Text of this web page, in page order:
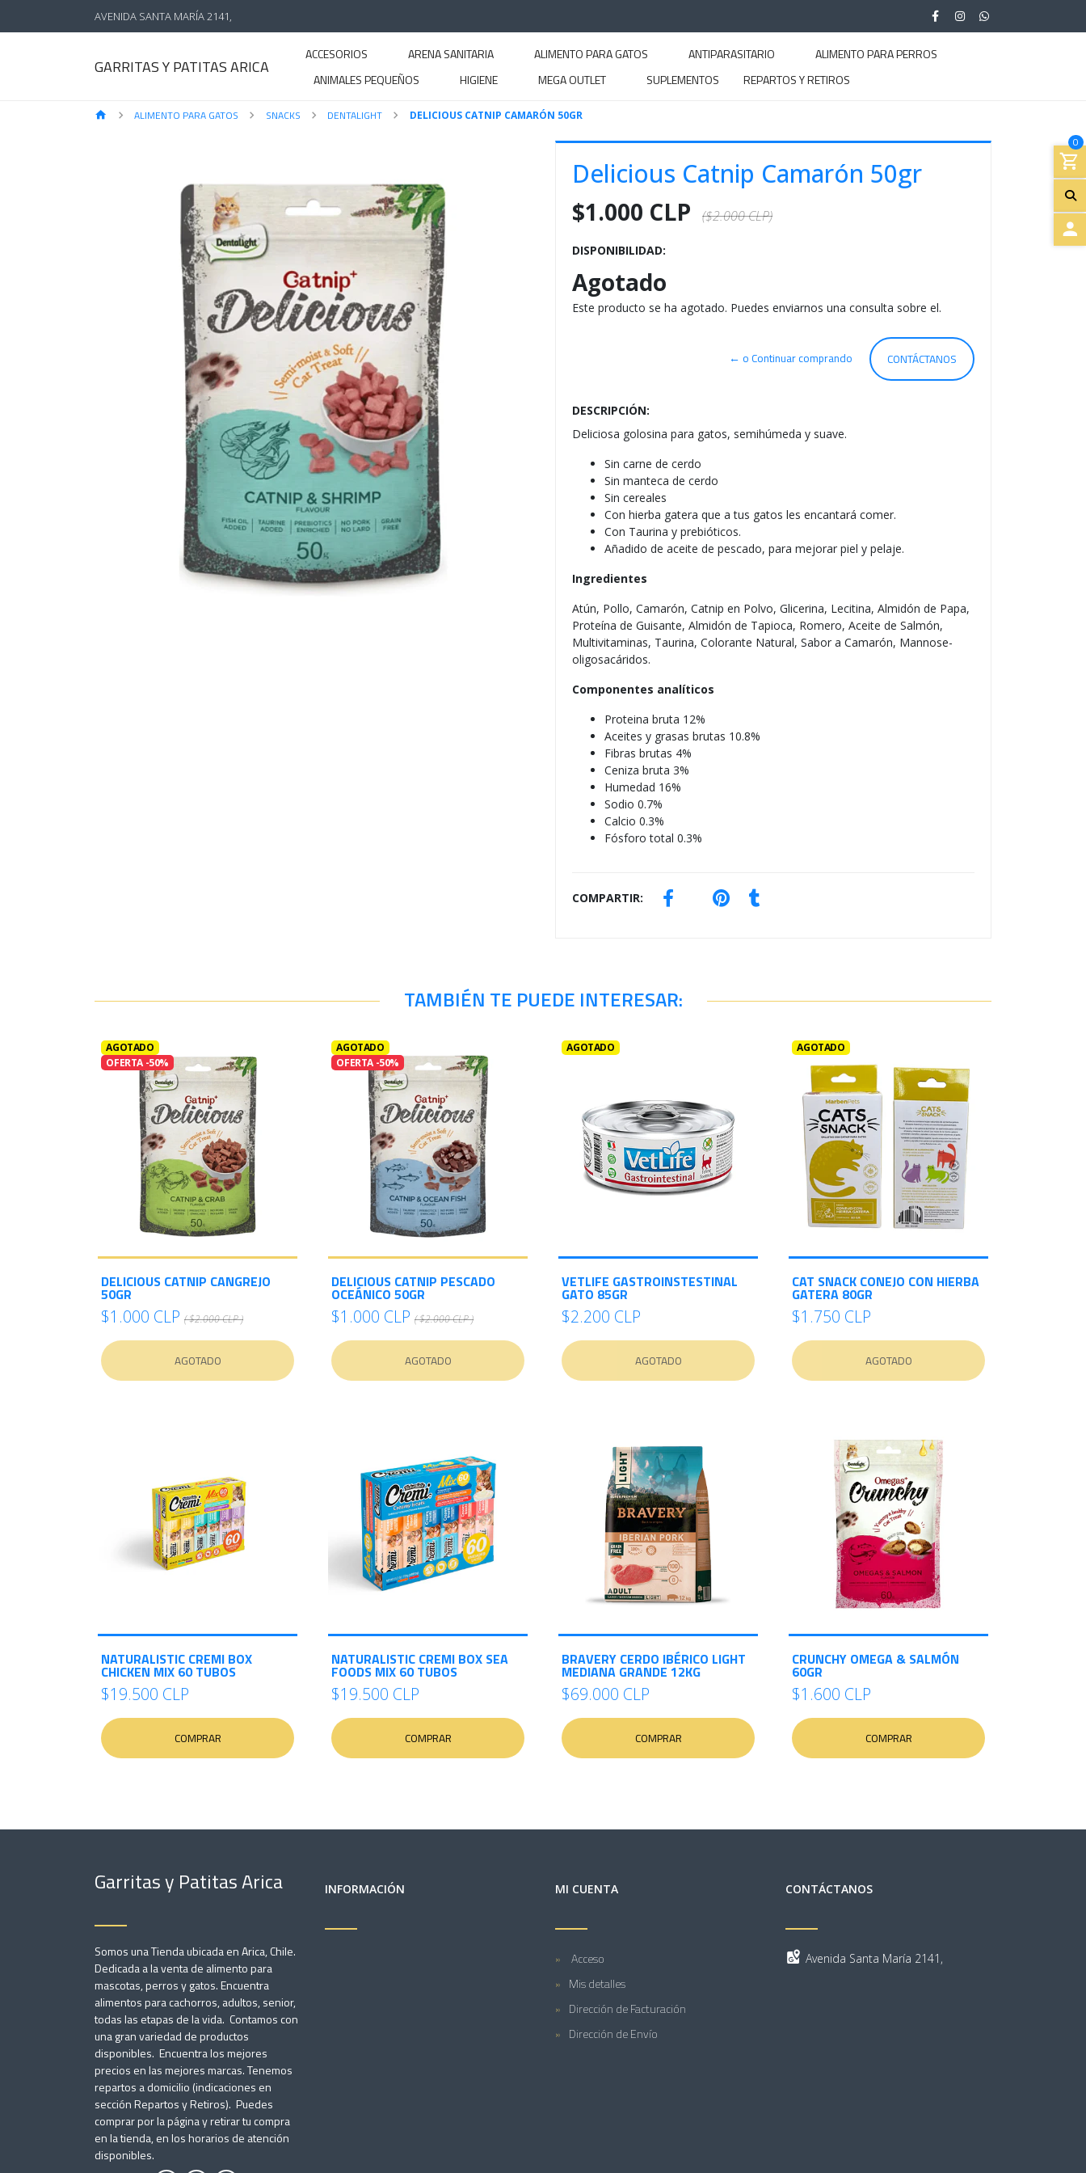
AVENIDA SANTA MARÍA 2141,
GARRITAS Y PATITAS ARICA
ACCESORIOS ARENA SANITARIA ALIMENTO PARA GATOS ANTIPARASITARIO
ALIMENTO PARA PERROS
ANIMALES PEQUEÑOS
HIGIENE MEGA OUTLET SUPLEMENTOS REPARTOS Y RETIROS
0
ALIMENTO PARA GATOS SNACKS DENTALIGHT DELICIOUS CATNIP CAMARÓN 50GR
Delicious Catnip Camarón 50gr
$1.000 CLP ($2.000 CLP)
DISPONIBILIDAD:
Agotado
Este producto se ha agotado. Puedes enviarnos una consulta sobre el.
CONTÁCTANOS
← o Continuar comprando
DESCRIPCIÓN:
Deliciosa golosina para gatos, semihúmeda y suave.
Sin carne de cerdo
Sin manteca de cerdo
Sin cereales
Con hierba gatera que a tus gatos les encantará comer.
Con Taurina y prebióticos.
Añadido de aceite de pescado, para mejorar piel y pelaje.
Ingredientes
Atún, Pollo, Camarón, Catnip en Polvo, Glicerina, Lecitina, Almidón de Papa,
Proteína de Guisante, Almidón de Tapioca, Romero, Aceite de Salmón,
Multivitaminas, Taurina, Colorante Natural, Sabor a Camarón, Mannose-
oligosacáridos.
Componentes analíticos
Proteina bruta 12%
Aceites y grasas brutas 10.8%
Fibras brutas 4%
Ceniza bruta 3%
Humedad 16%
Sodio 0.7%
Calcio 0.3%
Fósforo total 0.3%
COMPARTIR:
TAMBIÉN TE PUEDE INTERESAR:
AGOTADO
OFERTA -50%
DELICIOUS CATNIP CANGREJO
50GR
$1.000 CLP ( $2.000 CLP )
AGOTADO
AGOTADO
OFERTA -50%
DELICIOUS CATNIP PESCADO
OCEÁNICO 50GR
$1.000 CLP ( $2.000 CLP )
AGOTADO
AGOTADO
VETLIFE GASTROINSTESTINAL
GATO 85GR
$2.200 CLP
AGOTADO
AGOTADO
CAT SNACK CONEJO CON HIERBA
GATERA 80GR
$1.750 CLP
AGOTADO
NATURALISTIC CREMI BOX
CHICKEN MIX 60 TUBOS
$19.500 CLP
COMPRAR
NATURALISTIC CREMI BOX SEA
FOODS MIX 60 TUBOS
$19.500 CLP
COMPRAR
BRAVERY CERDO IBÉRICO LIGHT
MEDIANA GRANDE 12KG
$69.000 CLP
COMPRAR
CRUNCHY OMEGA & SALMÓN
60GR
$1.600 CLP
COMPRAR
Garritas y Patitas Arica
Somos una Tienda ubicada en Arica, Chile.
Dedicada a la venta de alimento para
mascotas, perros y gatos. Encuentra
alimentos para cachorros, adultos, senior,
todas las etapas de la vida. Contamos con
una gran variedad de productos
disponibles. Encuentra los mejores
precios en las mejores marcas. Tenemos
repartos a domicilio (indicaciones en
sección Repartos y Retiros). Puedes
comprar por la página y retirar tu compra
en la tienda, en los horarios de atención
disponibles.
INFORMACIÓN MI CUENTA
Acceso
Mis detalles
Dirección de Facturación
Dirección de Envío
CONTÁCTANOS
Avenida Santa María 2141,